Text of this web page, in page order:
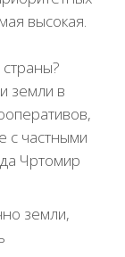
высокая.
земли в
с частными
Чртомир
земли,